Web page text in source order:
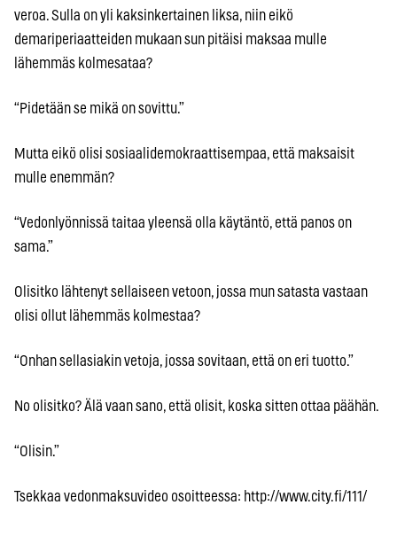
veroa. Sulla on yli kaksinkertainen liksa, niin eikö
demariperiaatteiden mukaan sun pitäisi maksaa mulle
lähemmäs kolmesataa?
“Pidetään se mikä on sovittu.”
Mutta eikö olisi sosiaalidemokraattisempaa, että maksaisit
mulle enemmän?
“Vedonlyönnissä taitaa yleensä olla käytäntö, että panos on
sama.”
Olisitko lähtenyt sellaiseen vetoon, jossa mun satasta vastaan
olisi ollut lähemmäs kolmestaa?
“Onhan sellasiakin vetoja, jossa sovitaan, että on eri tuotto.”
No olisitko? Älä vaan sano, että olisit, koska sitten ottaa päähän.
“Olisin.”
Tsekkaa vedonmaksuvideo osoitteessa: http://www.city.fi/111/